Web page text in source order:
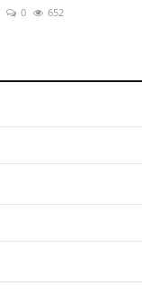
0 652